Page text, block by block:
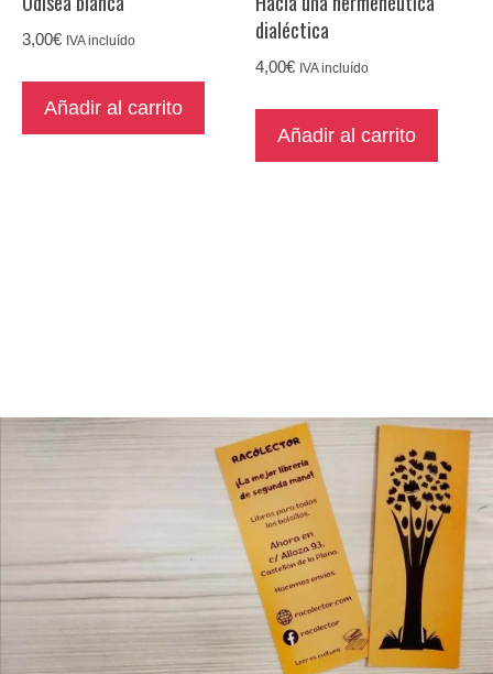
3,00€ IVA incluído
Añadir al carrito
dialéctica
4,00€ IVA incluído
Añadir al carrito